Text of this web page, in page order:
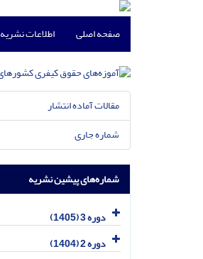
صفحه اصلی اطلاعات نشریه
مقالات آماده انتشار
شماره جاری
شماره‌های پیشین نشریه
دوره 3 (1405)
دوره 2 (1404)